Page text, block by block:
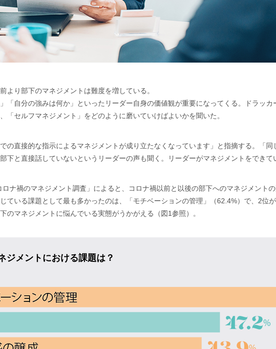
より部下のマネジメントは難度を増している。
「自分の強みは何か」といったリーダー自身の価値観が重要になってくる。ドラッ
「セルフマネジメント」をどのように磨いていけばよいかを聞いた。
の直接的な指示によるマネジメントが成り立たなくなっています」と指摘する。「
下と直接話していないというリーダーの声も聞く。リーダーがマネジメントをできて
ナ禍のマネジメント調査」によると、コロナ禍以前と以後の部下へのマネジメント
ている課題として最も多かったのは、「モチベーションの管理」（62.4%）で、2位
のマネジメントに悩んでいる実態がうかがえる（図1参照）。
ジメントにおける課題は？